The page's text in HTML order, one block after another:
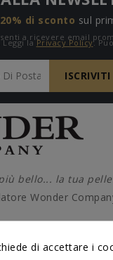
20% di sconto sul
a ricevere email
Leggi laPrivacy Policy.
bello... la tua
Wonder
di accettare i